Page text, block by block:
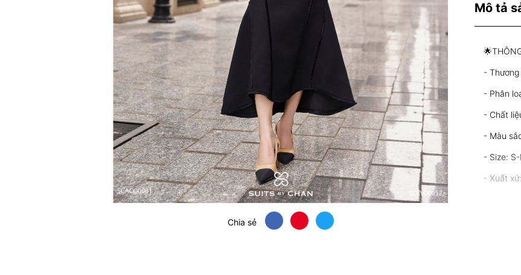
Chia sẻ
Mô tả
- Thương
- Phân
- Chất
- Màu
- Size: S-
- Xuất